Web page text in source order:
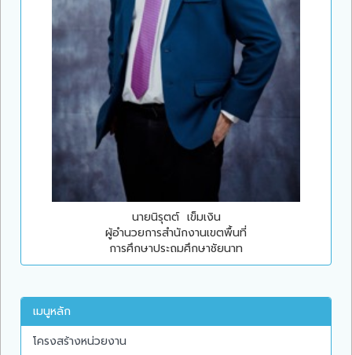
นายนิรุตต์ เข็มเงิน
ผู้อำนวยการสำนักงานเขตพื้นที่
การศึกษาประถมศึกษาชัยนาท
เมนูหลัก
โครงสร้างหน่วยงาน